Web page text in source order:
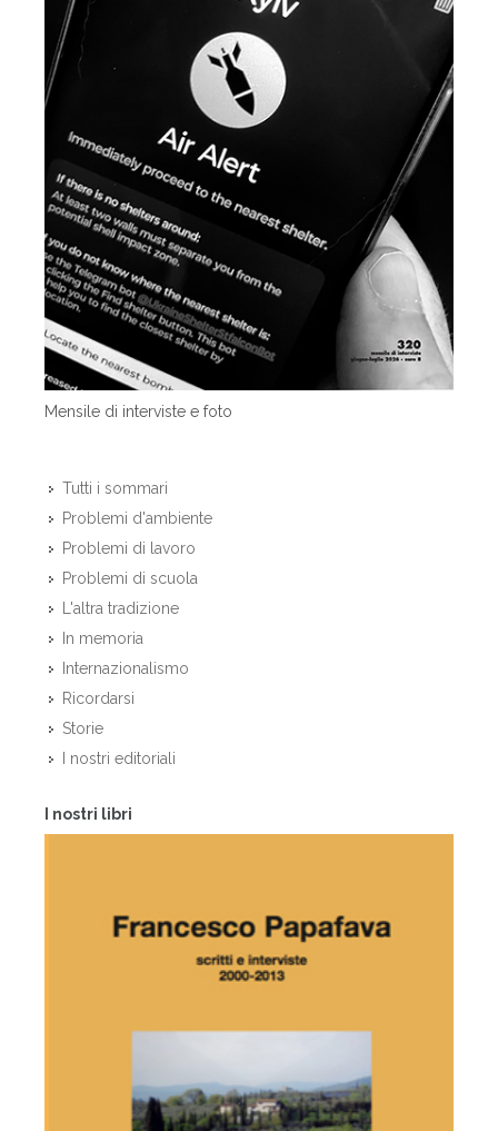
Mensile di interviste e foto
Tutti i sommari
Problemi d'ambiente
Problemi di lavoro
Problemi di scuola
L'altra tradizione
In memoria
Internazionalismo
Ricordarsi
Storie
I nostri editoriali
I nostri libri